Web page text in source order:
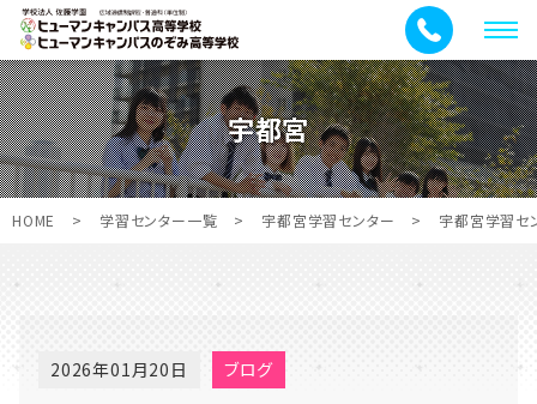
メ
ニ
ュ
ー
宇都宮
HOME > 学習センター一覧 > 宇都宮学習センター > 宇都宮学習セ
2026年01月20日 ブログ